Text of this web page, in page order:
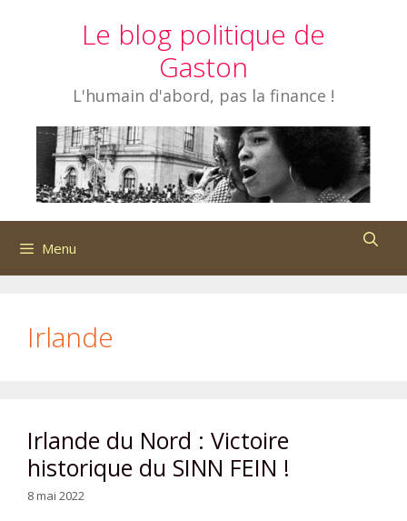
Le blog politique de
Gaston
L'humain d'abord, pas la finance !
Menu
Irlande
Irlande du Nord : Victoire
historique du SINN FEIN !
8 mai 2022